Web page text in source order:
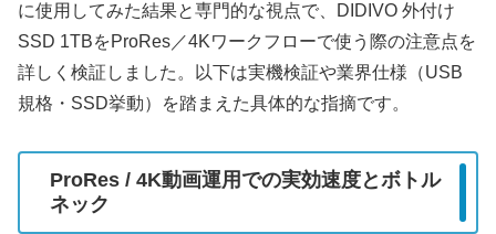
に使用してみた結果と専門的な視点で、DIDIVO 外付け
SSD 1TBをProRes／4Kワークフローで使う際の注意点を
詳しく検証しました。以下は実機検証や業界仕様（USB
規格・SSD挙動）を踏まえた具体的な指摘です。
ProRes / 4K動画運用での実効速度とボトル
ネック